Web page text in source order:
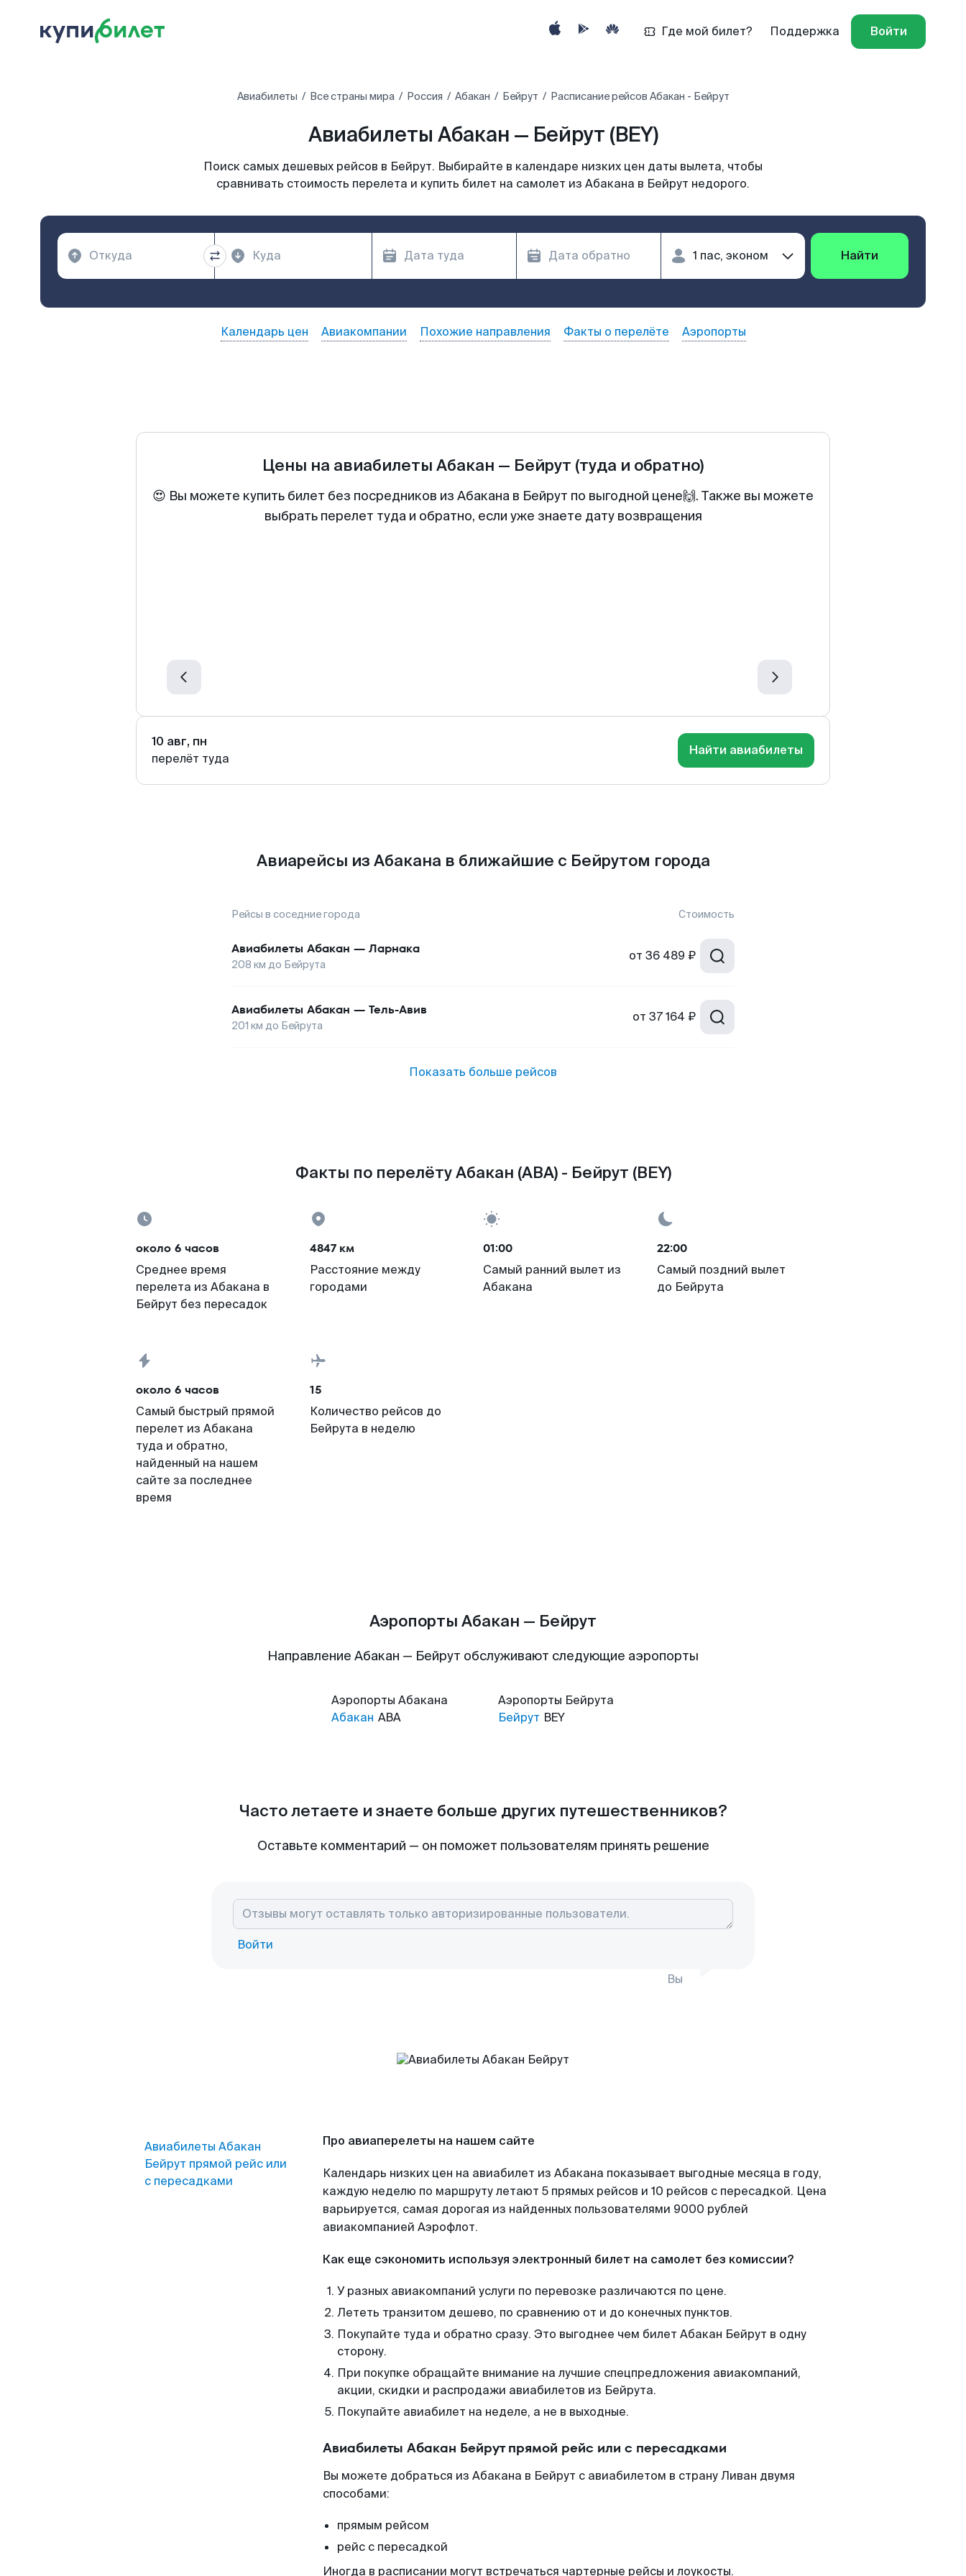
Где мой билет? Поддержка Войти
Авиабилеты Все страны мира Россия Абакан Бейрут Расписание рейсов Абакан - Бейрут
Авиабилеты Абакан — Бейрут (BEY)
Поиск самых дешевых рейсов в Бейрут. Выбирайте в календаре низких цен даты вылета, чтобы
сравнивать стоимость перелета и купить билет на самолет из Абакана в Бейрут недорого.
Найти
Календарь цен Авиакомпании Похожие направления Факты о перелёте Аэропорты
Цены на авиабилеты Абакан — Бейрут (туда и обратно)
😍 Вы можете купить билет без посредников из Абакана в Бейрут по выгодной цене🙌. Также вы можете
выбрать перелет туда и обратно, если уже знаете дату возвращения
10 авг, пн
перелёт туда
Найти авиабилеты
Авиарейсы из Абакана в ближайшие с Бейрутом города
Рейсы в соседние города Стоимость
Авиабилеты Абакан — Ларнака
208 км до Бейрута
от 36 489 ₽
Авиабилеты Абакан — Тель-Авив
201 км до Бейрута
от 37 164 ₽
Показать больше рейсов
Факты по перелёту Абакан (ABA) - Бейрут (BEY)
около 6 часов
Среднее время
перелета из Абакана в
Бейрут без пересадок
4847 км
Расстояние между
городами
01:00
Самый ранний вылет из
Абакана
22:00
Самый поздний вылет
до Бейрута
около 6 часов
Самый быстрый прямой
перелет из Абакана
туда и обратно,
найденный на нашем
сайте за последнее
время
15
Количество рейсов до
Бейрута в неделю
Аэропорты Абакан — Бейрут
Направление Абакан — Бейрут обслуживают следующие аэропорты
Аэропорты Абакана
Абакан ABA
Аэропорты Бейрута
Бейрут BEY
Часто летаете и знаете больше других путешественников?
Оставьте комментарий — он поможет пользователям принять решение
Войти
Вы
Авиабилеты Абакан
Бейрут прямой рейс или
с пересадками
Про авиаперелеты на нашем сайте
Календарь низких цен на авиабилет из Абакана показывает выгодные месяца в году,
каждую неделю по маршруту летают 5 прямых рейсов и 10 рейсов с пересадкой. Цена
варьируется, самая дорогая из найденных пользователями 9000 рублей
авиакомпанией Аэрофлот.
Как еще сэкономить используя электронный билет на самолет без комиссии?
У разных авиакомпаний услуги по перевозке различаются по цене.
Лететь транзитом дешево, по сравнению от и до конечных пунктов.
Покупайте туда и обратно сразу. Это выгоднее чем билет Абакан Бейрут в одну
сторону.
При покупке обращайте внимание на лучшие спецпредложения авиакомпаний,
акции, скидки и распродажи авиабилетов из Бейрута.
Покупайте авиабилет на неделе, а не в выходные.
Авиабилеты Абакан Бейрут прямой рейс или с пересадками
Вы можете добраться из Абакана в Бейрут с авиабилетом в страну Ливан двумя
способами:
прямым рейсом
рейс с пересадкой
Иногда в расписании могут встречаться чартерные рейсы и лоукосты.